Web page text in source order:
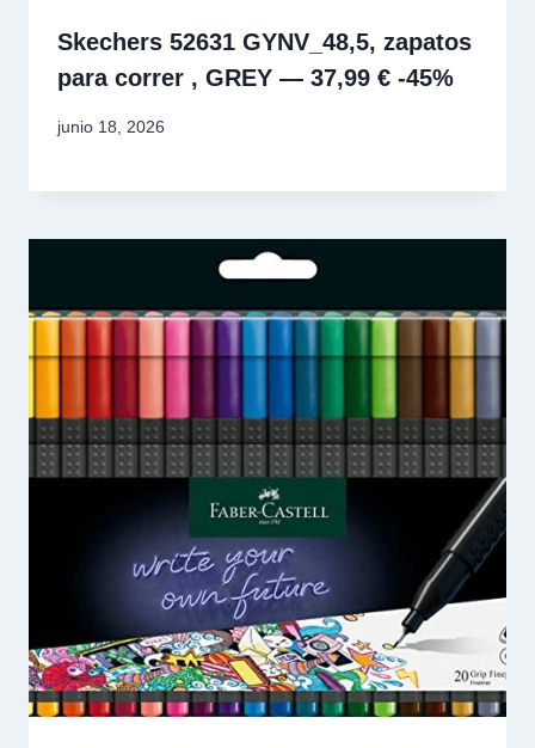
Skechers 52631 GYNV_48,5, zapatos
para correr , GREY — 37,99 € -45%
junio 18, 2026